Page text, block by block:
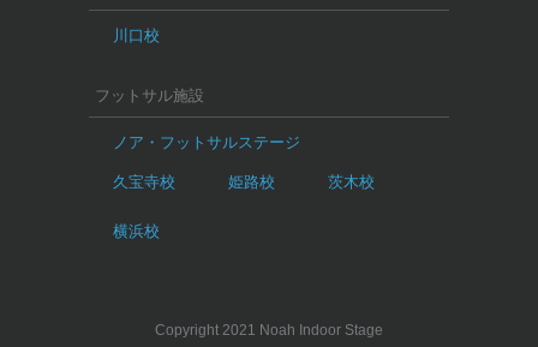
川口校
フットサル施設
ノア・フットサルステージ
久宝寺校 姫路校 茨木校
横浜校
Copyright 2021 Noah Indoor Stage